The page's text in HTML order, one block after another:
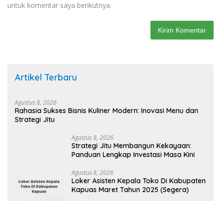
untuk komentar saya berikutnya.
Artikel Terbaru
Agustus 8, 2026
Rahasia Sukses Bisnis Kuliner Modern: Inovasi Menu dan
Strategi Jitu
Agustus 8, 2026
Strategi Jitu Membangun Kekayaan:
Panduan Lengkap Investasi Masa Kini
Agustus 8, 2026
Loker Asisten Kepala Toko Di Kabupaten
Kapuas Maret Tahun 2025 (Segera)